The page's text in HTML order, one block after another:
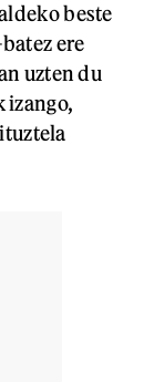
beste
ere
uzten du
izango,